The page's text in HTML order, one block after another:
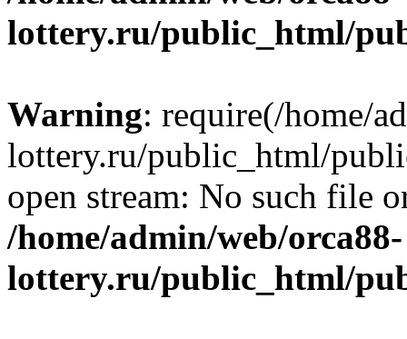
lottery.ru/public_html/
Warning: require(/home/
lottery.ru/public_html/
open stream: No such file
/home/admin/web/orca88-
lottery.ru/public_html/